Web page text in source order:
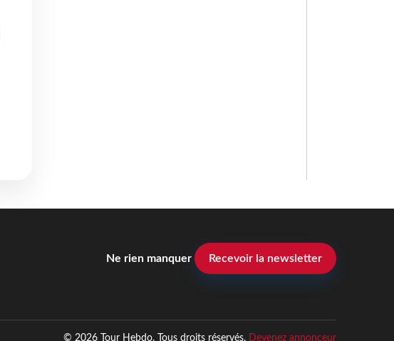
Ne rien manquer Recevoir la newsletter
© 2026 Tour Hebdo. Tous droits réservés. Devenez annonceur